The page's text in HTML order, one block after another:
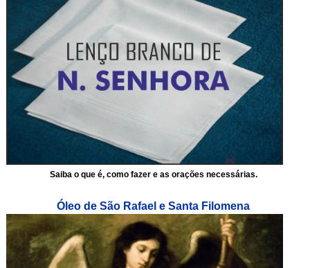
Saiba o que é, como fazer e as orações necessárias.
Óleo de São Rafael e Santa Filomena